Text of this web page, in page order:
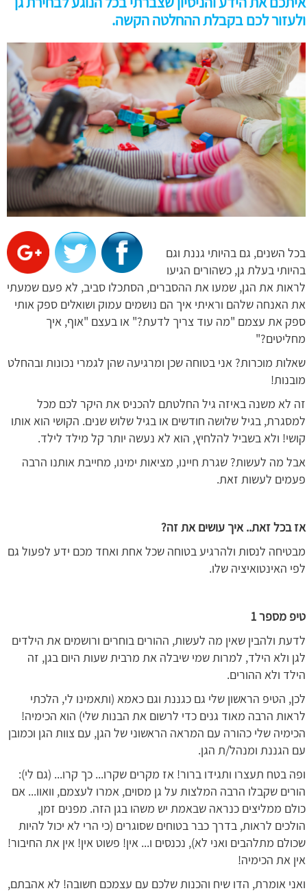
ולעזור לכם בקבלת ההחלטה הקשה.
בכל השנים, גם בהיותי גננת וגם
בהיותי בעלת גן, כשהורים הגיעו
לראות את הגן, שמעו את ההסברים, הסתכלו סביב, לא פעם שמעתי
את האנחה שלהם וראיתי איך הם נושמים עמוק ושואלים ספק אותי
ספק את עצמם "מה עוד צריך לדעת?" או בעצם "אוף, איך
מחליטים?"
שאלות מוכרות? אני בטוחה שכן ומרגיעה שהן לגמרי נכונות ובהחלט
מובנות!
זה לא משנה באיזה גיל החלטתם להכניס את היקר לכם מכל
למסגרת, בגיל שלושה חודשים או בגיל שלוש שנים. הקושי הוא אותו
קושי! ולא בשביל להלחיץ, הוא לא נעשה יותר קל מילד לילד.
אבל מה לעשות? שגרת חיינו, מציאות ימינו, מחייבת אותנו הרבה
פעמים לעשות זאת.
אז בכל זאת.. איך עושים את זה?
מבטיחה לנסות ולהרגיע בטוחה שכל אחת ואחד מכם ידע לפעול גם
לפי האינטואיציה שלו.
טיפ מספר 1
לדעת ולהבין שאין מה לעשות, ההורים בוחרים ורושמים את הילדים
לגן ולא הילד, למרות שמי שיבלה את מרבית שעות היום בגן, זה
הילד ולא ההורים.
לכן, הטיפ הראשון שלי גם כגננת וגם כאמא (ותאמינו לי, הלכתי
לראות הרבה מאוד גנים כדי לרשום את הבנות שלי) הוא הכימיה!
הכימיה שלי כהורה עם המראה הראשוני של הגן, עם צוות הגן וכמובן
עם הגננת ומנהל/ת הגן.
ופה בטח תעצרו ותגידו ברור! אז מקרים שקרו... כך קרו... (גם לי):
הורים שקבלו הרבה המלצות על גן מסוים, אמרו לעצמם, וואוו... אם
כולם ממליצים כנראה שבאמת יש משהו בגן הזה. מפנים זמן,
הולכים לראות, בדרך כבר בטוחים שסוגרים (כי הרי לא יכול להיות
שכולם מתלהבים ואני לא), נכנסים ו... אין! פשוט אין! אין את החיבור!
אין את הכימיה!
ואני אומרת, הדו שיח והכנות שלכם עם עצמכם חשובה! לא אהבתם,